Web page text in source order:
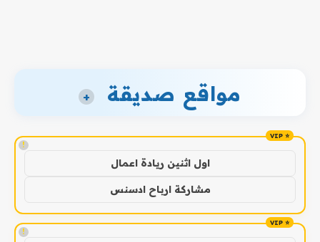
مواقع صديقة +
!
اول اثنين ريادة اعمال
مشاركة ارباح ادسنس
!